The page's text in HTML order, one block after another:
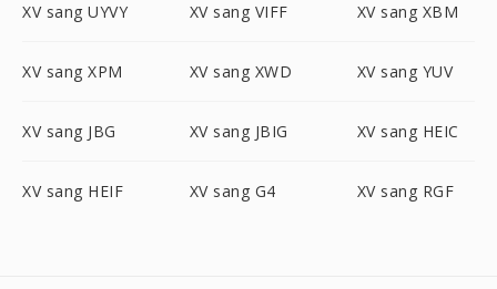
XV sang UYVY XV sang VIFF XV sang XBM
XV sang XPM XV sang XWD XV sang YUV
XV sang JBG XV sang JBIG XV sang HEIC
XV sang HEIF XV sang G4 XV sang RGF